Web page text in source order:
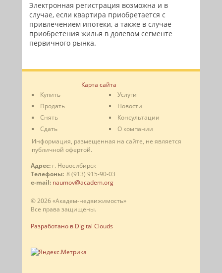
Электронная регистрация возможна и в
случае, если квартира приобретается с
привлечением ипотеки, а также в случае
приобретения жилья в долевом сегменте
первичного рынка.
Карта сайта
Купить
Продать
Снять
Сдать
Услуги
Новости
Консультации
О компании
Информация, размещенная на сайте, не является
публичной офертой.
Адрес: г. Новосибирск
Телефоны: 8 (913) 915-90-03
e-mail: naumov@academ.org
© 2026 «Академ-недвижимость»
Все права защищены.
Разработано в Digital Clouds